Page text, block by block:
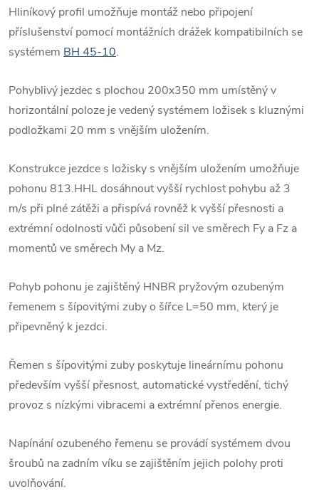
Hliníkový profil umožňuje montáž nebo připojení
příslušenství pomocí montážních drážek kompatibilních se
systémem BH 45-10.
Pohyblivý jezdec s plochou 200x350 mm umístěný v
horizontální poloze je vedený systémem ložisek s kluznými
podložkami 20 mm s vnějším uložením.
Konstrukce jezdce s ložisky s vnějším uložením umožňuje
pohonu 813.HHL dosáhnout vyšší rychlost pohybu až 3
m/s při plné zátěži a přispívá rovněž k vyšší přesnosti a
extrémní odolnosti vůči působení sil ve směrech Fy a Fz a
momentů ve směrech My a Mz.
Pohyb pohonu je zajištěný HNBR pryžovým ozubeným
řemenem s šípovitými zuby o šířce L=50 mm, který je
připevněný k jezdci.
Řemen s šípovitými zuby poskytuje lineárnímu pohonu
především vyšší přesnost, automatické vystředění, tichý
provoz s nízkými vibracemi a extrémní přenos energie.
Napínání ozubeného řemenu se provádí systémem dvou
šroubů na zadním víku se zajištěním jejich polohy proti
uvolňování.